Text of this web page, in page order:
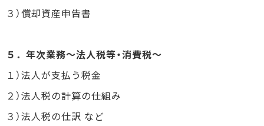
３）償却資産申告書
５．年次業務～法人税等・消費税～
１）法人が支払う税金
２）法人税の計算の仕組み
３）法人税の仕訳 など